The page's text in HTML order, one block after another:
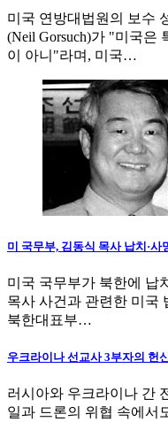
미국 연방대법원의 보수
(Neil Gorsuch)가 "미국은
이 아니"라며, 미국…
미 국무부, 김동식 목사 납치·
미국 국무부가 북한에 납
목사 사건과 관련한 미국
북한대표부…
우크라이나 선교사 3부자의 헌
러시아와 우크라이나 간
일과 드론의 위협 속에서